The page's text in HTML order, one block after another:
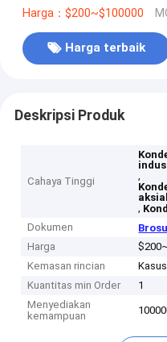
Harga：$200~$100000
Harga terbaik
Deskripsi Produk
Cahaya Tinggi
,
aksial
,
Dokumen
Harga
Kemasan rincian
Kuantitas min Order
1
Menyediakan
kemampuan